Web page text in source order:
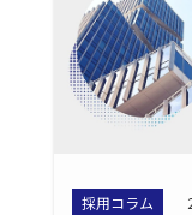
採用コラム